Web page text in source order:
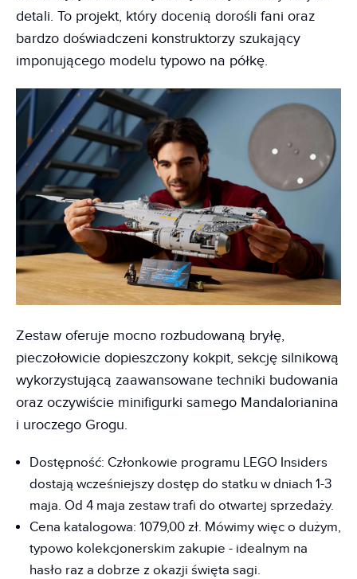
detali. To projekt, który docenią dorośli fani oraz
bardzo doświadczeni konstruktorzy szukający
imponującego modelu typowo na półkę.
Zestaw oferuje mocno rozbudowaną bryłę,
pieczołowicie dopieszczony kokpit, sekcję silnikową
wykorzystującą zaawansowane techniki budowania
oraz oczywiście minifigurki samego Mandalorianina
i uroczego Grogu.
Dostępność: Członkowie programu LEGO Insiders
dostają wcześniejszy dostęp do statku w dniach 1-3
maja. Od 4 maja zestaw trafi do otwartej sprzedaży.
Cena katalogowa: 1079,00 zł. Mówimy więc o dużym,
typowo kolekcjonerskim zakupie - idealnym na
hasło raz a dobrze z okazji święta sagi.